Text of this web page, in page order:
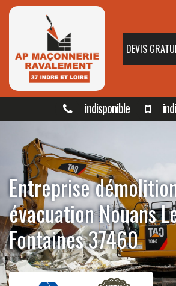
DEVIS
indisponible
Entreprise
évacuation Nouans
Fontaines 37460